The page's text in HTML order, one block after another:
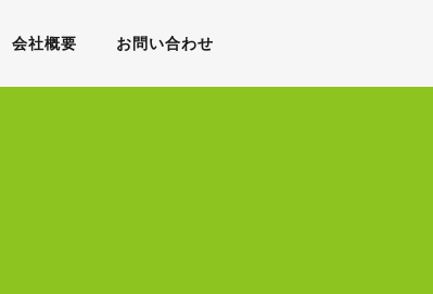
会社概要 お問い合わせ